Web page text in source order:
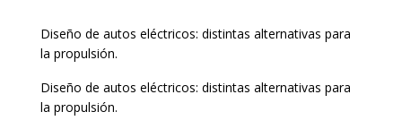
Diseño de autos eléctricos: distintas alternativas para
la propulsión.
Diseño de autos eléctricos: distintas alternativas para
la propulsión.